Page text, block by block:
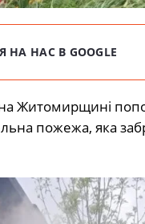
НА НАС В GOOGLE
на Житомирщині
пожежа, яка